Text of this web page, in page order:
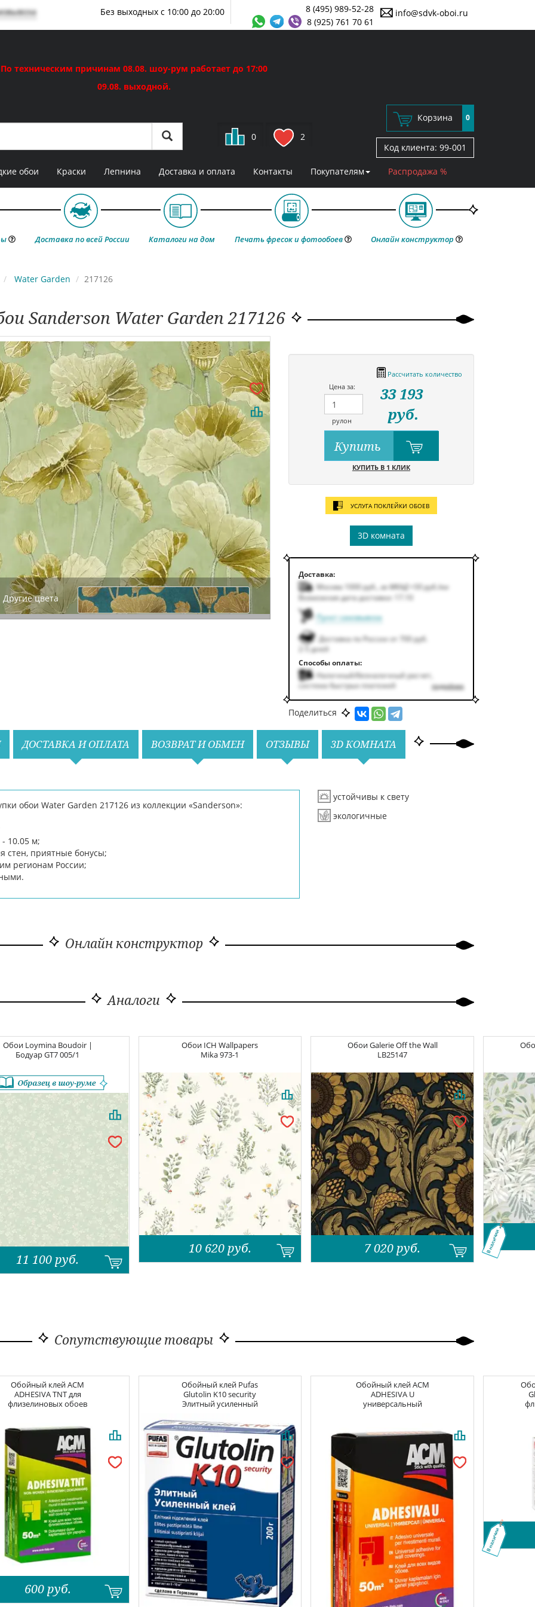
info@sdvk-oboi.ru
8 (495) 989-52-28
8 (925) 761 70 61
Без выходных с 10:00 до 20:00
По техническим причинам 08.08. шоу-рум работает до 17:00
09.08. выходной.
0 2
Корзина 0
Код клиента: 99-001
обои Краски Лепнина Доставка и оплата Контакты Покупателям Распродажа %
Доставка по всей России Каталоги на дом Печать фресок и фотообоев Онлайн конструктор
Water Garden 217126
Sanderson Water Garden 217126
Другие цвета
Назад
Рассчитать количество
Цена за:
рулон
33 193
руб.
Купить
КУПИТЬ В 1 КЛИК
УСЛУГА ПОКЛЕЙКИ ОБОЕВ
3D комната
Доставка:
Москва 1000руб. за МКАД +50руб. /км
Возможная дата доставки: 17.10
Пункт самовывоза
Доставка по России от 700 руб.
2-5 дней
Способы оплаты:
Наличный/безналичный расчет,
система быстрых платежей
подробнее
Поделиться
ДОСТАВКА И ОПЛАТА ВОЗВРАТ И ОБМЕН ОТЗЫВЫ 3D КОМНАТА
обои Water Garden 217126 из коллекции «Sanderson»:
10.05 м;
стен, приятные бонусы;
регионам России;
устойчивы к свету
экологичные
Онлайн конструктор
Аналоги
Обои Loymina Boudoir |
БодуарGT7 005/1
11 100 руб.
Обои ICH Wallpapers
Mika973-1
10 620 руб.
ОбоиGalerie Off the Wall
LB25147
7 020 руб. В наличии
Сопутствующие товары
Обойный клейACM
ADHESIVA TNT для
флизелиновых обоев
600 руб.
Обойный клей Pufas
Glutolin K10 security
Элитный усиленный
Обойный клейACM
ADHESIVA U
универсальный
В наличии